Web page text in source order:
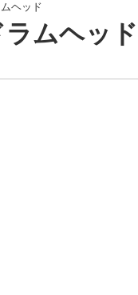
ムヘッド
ラムヘッ